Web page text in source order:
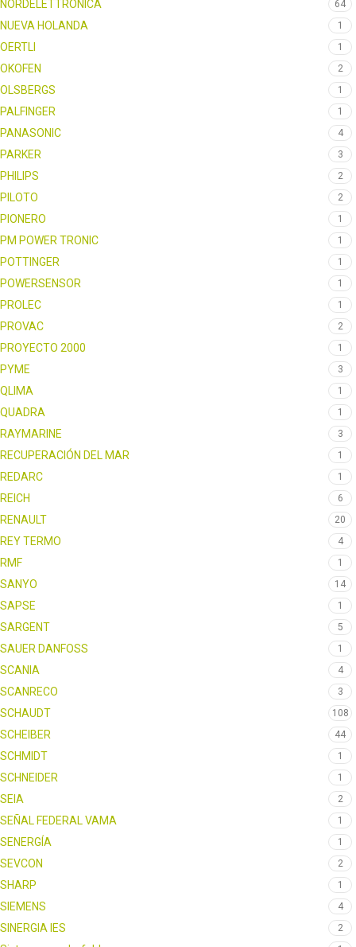
NORDELETTRONICA 64
NUEVA HOLANDA 1
OERTLI 1
OKOFEN 2
OLSBERGS 1
PALFINGER 1
PANASONIC 4
PARKER 3
PHILIPS 2
PILOTO 2
PIONERO 1
PM POWER TRONIC 1
POTTINGER 1
POWERSENSOR 1
PROLEC 1
PROVAC 2
PROYECTO 2000 1
PYME 3
QLIMA 1
QUADRA 1
RAYMARINE 3
RECUPERACIÓN DEL MAR 1
REDARC 1
REICH 6
RENAULT 20
REY TERMO 4
RMF 1
SANYO 14
SAPSE 1
SARGENT 5
SAUER DANFOSS 1
SCANIA 4
SCANRECO 3
SCHAUDT 108
SCHEIBER 44
SCHMIDT 1
SCHNEIDER 1
SEIA 2
SEÑAL FEDERAL VAMA 1
SENERGÍA 1
SEVCON 2
SHARP 1
SIEMENS 4
SINERGIA IES 2